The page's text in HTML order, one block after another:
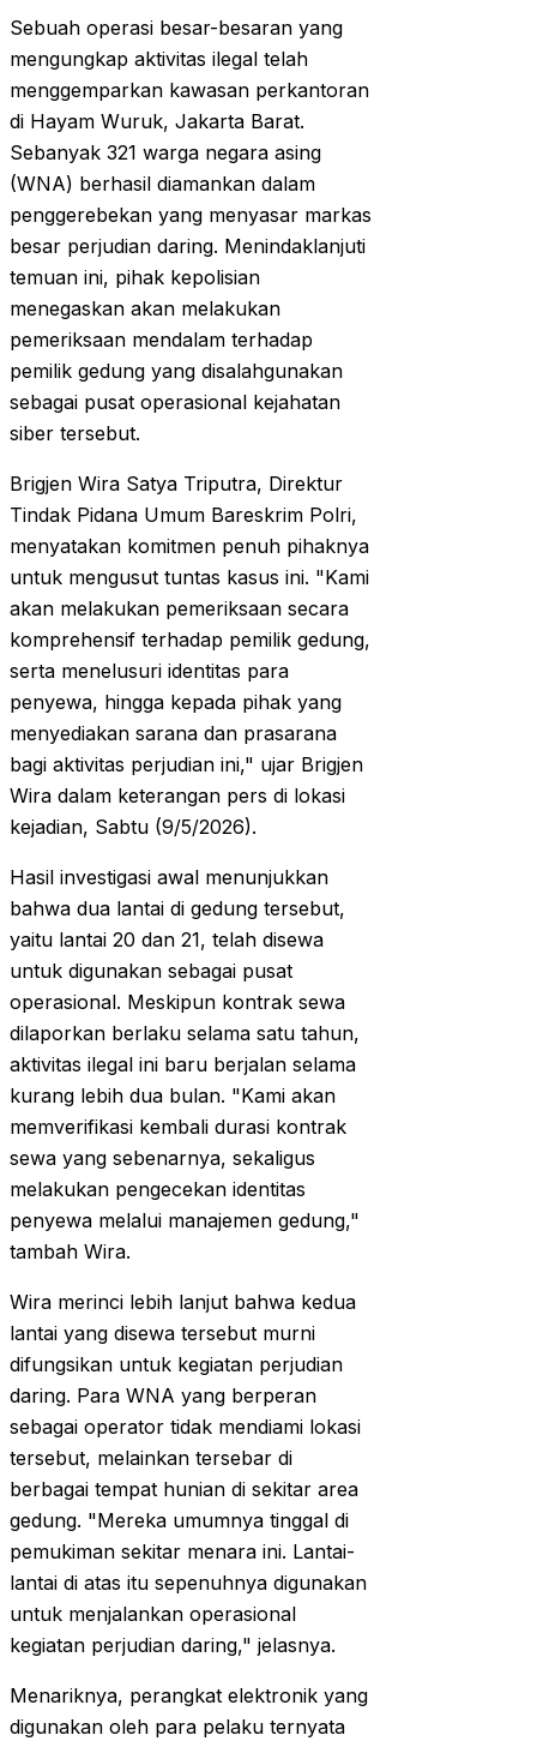
Sebuah operasi besar-besaran yang
mengungkap aktivitas ilegal telah
menggemparkan kawasan perkantoran
di Hayam Wuruk, Jakarta Barat.
Sebanyak 321 warga negara asing
(WNA) berhasil diamankan dalam
penggerebekan yang menyasar markas
besar perjudian daring. Menindaklanjuti
temuan ini, pihak kepolisian
menegaskan akan melakukan
pemeriksaan mendalam terhadap
pemilik gedung yang disalahgunakan
sebagai pusat operasional kejahatan
siber tersebut.
Brigjen Wira Satya Triputra, Direktur
Tindak Pidana Umum Bareskrim Polri,
menyatakan komitmen penuh pihaknya
untuk mengusut tuntas kasus ini. "Kami
akan melakukan pemeriksaan secara
komprehensif terhadap pemilik gedung,
serta menelusuri identitas para
penyewa, hingga kepada pihak yang
menyediakan sarana dan prasarana
bagi aktivitas perjudian ini," ujar Brigjen
Wira dalam keterangan pers di lokasi
kejadian, Sabtu (9/5/2026).
Hasil investigasi awal menunjukkan
bahwa dua lantai di gedung tersebut,
yaitu lantai 20 dan 21, telah disewa
untuk digunakan sebagai pusat
operasional. Meskipun kontrak sewa
dilaporkan berlaku selama satu tahun,
aktivitas ilegal ini baru berjalan selama
kurang lebih dua bulan. "Kami akan
memverifikasi kembali durasi kontrak
sewa yang sebenarnya, sekaligus
melakukan pengecekan identitas
penyewa melalui manajemen gedung,"
tambah Wira.
Wira merinci lebih lanjut bahwa kedua
lantai yang disewa tersebut murni
difungsikan untuk kegiatan perjudian
daring. Para WNA yang berperan
sebagai operator tidak mendiami lokasi
tersebut, melainkan tersebar di
berbagai tempat hunian di sekitar area
gedung. "Mereka umumnya tinggal di
pemukiman sekitar menara ini. Lantai-
lantai di atas itu sepenuhnya digunakan
untuk menjalankan operasional
kegiatan perjudian daring," jelasnya.
Menariknya, perangkat elektronik yang
digunakan oleh para pelaku ternyata